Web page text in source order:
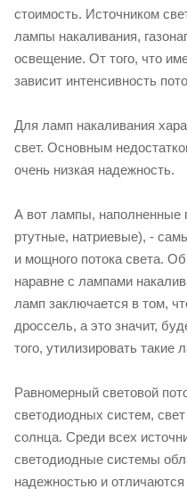
стоимость. Источником
лампы накаливания,
освещение. От того, что
зависит интенсивность
Для ламп накаливания
свет. Основным
очень низкая надежность.
А вот лампы, наполненные
ртутные, натриевые), -
и мощного потока света.
наравне с лампами
ламп заключается в том,
дроссель, а это значит,
того, утилизировать
Равномерный световой
светодиодных систем,
солнца. Среди всех
светодиодные системы
надежностью и